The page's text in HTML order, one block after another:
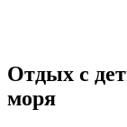
Отдых с
моря